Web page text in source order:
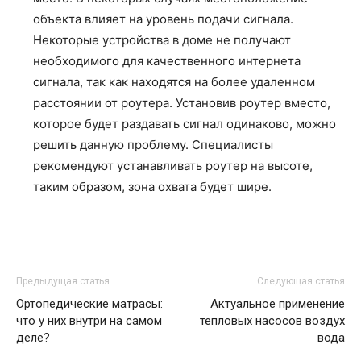
объекта влияет на уровень подачи сигнала.
Некоторые устройства в доме не получают
необходимого для качественного интернета
сигнала, так как находятся на более удаленном
расстоянии от роутера. Установив роутер вместо,
которое будет раздавать сигнал одинаково, можно
решить данную проблему. Специалисты
рекомендуют устанавливать роутер на высоте,
таким образом, зона охвата будет шире.
Предыдущая статья
Ортопедические матрасы:
что у них внутри на самом
деле?
Следующая статья
Актуальное применение
тепловых насосов воздух
вода